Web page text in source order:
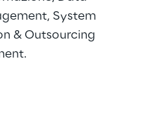
System
& Outsourcing